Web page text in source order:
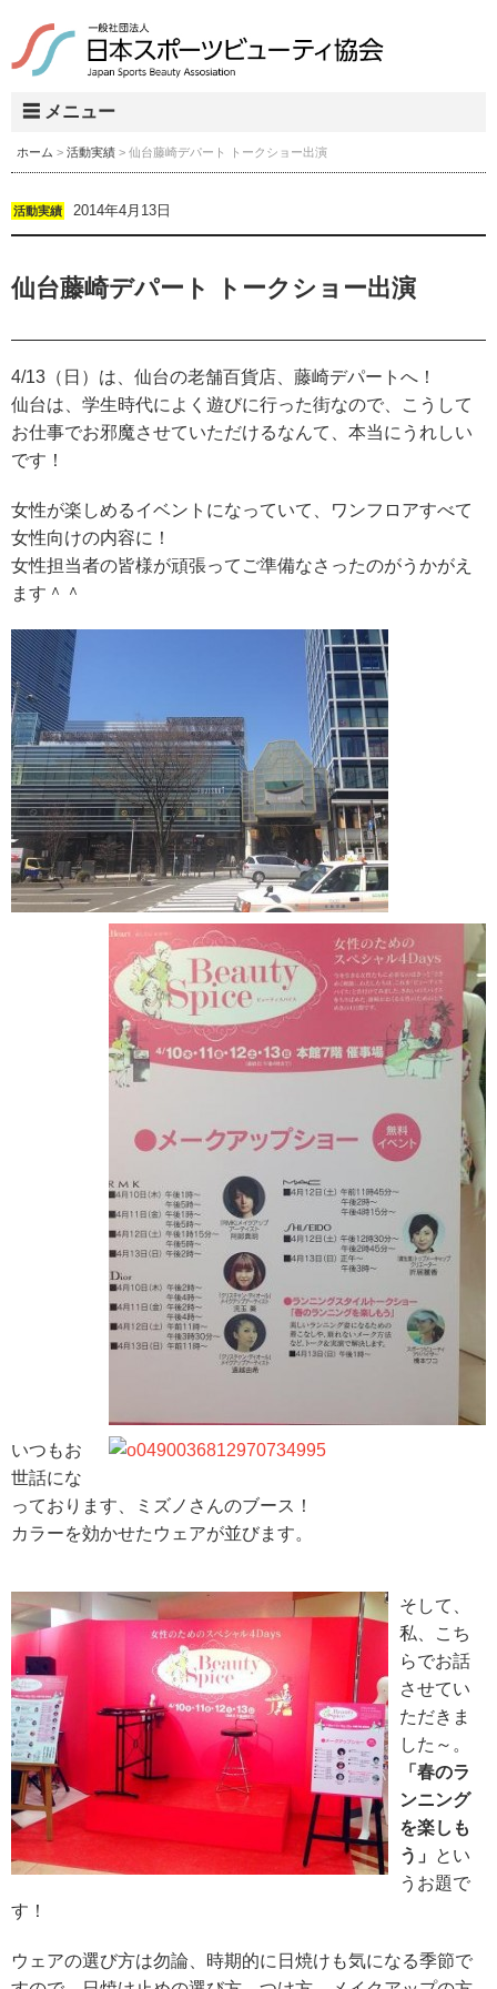
☰ メニュー
ホーム > 活動実績 > 仙台藤崎デパート トークショー出演
活動実績 2014年4月13日
仙台藤崎デパート トークショー出演
4/13（日）は、仙台の老舗百貨店、藤崎デパートへ！
仙台は、学生時代によく遊びに行った街なので、こうして
お仕事でお邪魔させていただけるなんて、本当にうれしい
です！
女性が楽しめるイベントになっていて、ワンフロアすべて
女性向けの内容に！
女性担当者の皆様が頑張ってご準備なさったのがうかがえ
ます＾＾
いつもお
世話にな
っております、ミズノさんのブース！
カラーを効かせたウェアが並びます。
そして、
私、こち
らでお話
させてい
ただきま
した～。
「春のラ
ンニング
を楽しも
う」
とい
うお題で
す！
ウェアの選び方は勿論、時期的に日焼けも気になる季節で